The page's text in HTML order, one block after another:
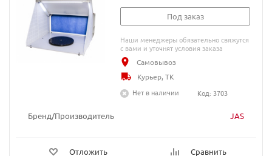
Бренд/Производитель JAS
Отложить Сравнить
Под заказ
Наши менеджеры обязательно свяжутся
с вами и уточнят условия заказа
Самовывоз
Курьер, ТК
Нет в наличии
Код: 3703